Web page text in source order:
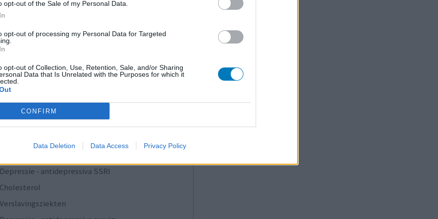
opt-out of the Sale of my Personal Data.
opt-out of processing my Personal Data for Targeted
opt-out of Collection, Use, Retention, Sale, and/or Sharing
Data that Is Unrelated with the Purposes for which it
CONFIRM
Data Deletion Data Access Privacy Policy
0 reacties
1
Anticonceptie - overig
Depressie - antidepressiva SSRI
Cholesterol
Verslavingsziekten